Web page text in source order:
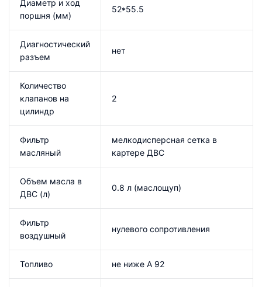
Диаметр и ход
поршня (мм)
52*55.5
Диагностический
разъем
нет
Количество
клапанов на
цилиндр
2
Фильтр
масляный
мелкодисперсная сетка в
картере ДВС
Объем масла в
ДВС (л)
0.8 л (маслощуп)
Фильтр
воздушный
нулевого сопротивления
Топливо не ниже А 92